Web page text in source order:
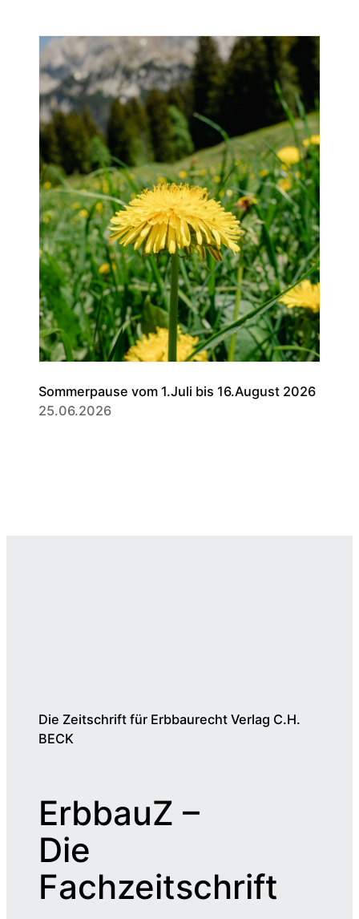
Sommerpause vom 1.Juli bis 16.August 2026
25.06.2026
Die Zeitschrift für Erbbaurecht Verlag C.H.
BECK
ErbbauZ –
Die
Fachzeitschrift